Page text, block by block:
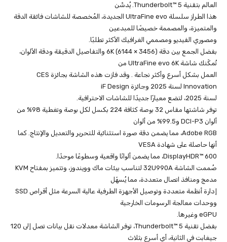
العالم بتقنية Thunderbolt™ 5. يُدشّن
هذا الطراز سلسلة UltraFine evo الجديدة، المُخصصة للشاشات فائقة الدقة
والمتميزة، والمصممة خصيصًا للمبدعين
ومصوري الفيديو ومصممي الغرافيك الأكثر تطلبًا.
بفضل الجمع بين دقة 6K (6144 × 3456) والتفاصيل الدقيقة ودقة الألوان،
تُمكّنك شاشة UltraFine evo 6K من
العمل بشكل أسرع وأكثر نجاعة . وقد فازت هذه الشاشة بجائزة CES
Innovation لسنة 2025 وجائزة iF Design
لسنة 2025، لتضع معيارًا جديدًا للشاشات الاحترافية.
توفر شاشتها مقاس 32 بوصة كثافة 224 بكسل لكل بوصة وتغطية 98% من
ألوان DCI-P3 و99.5% من ألوان
Adobe RGB، مما يضمن دقة صورة استثنائية للتحرير والتعديل والإنتاج. كما
أنها حاصلة على شهادة VESA
DisplayHDR™ 600، مما يضمن ألوانًا واقعية وسطوعًا موحدًا.
صُممت الشاشة 32U990A لتناسب بيئات ماك وويندوز، وتتميز بمفتاح KVM
مدمج ومنافذ اتصال متعددة، مما يُسهّل
إدارة أنظمة متعددة وتوصيل الأجهزة الطرفية عالية السرعة مثل أقراص SSD
ووحدات معالجة الرسومات الخارجية
eGPU وغيرها.
بفضل تقنية Thunderbolt™ 5، توفر الشاشة معدلات نقل بيانات تصل إلى 120
جيغابت في الثانية، أي أسرع بثلاث